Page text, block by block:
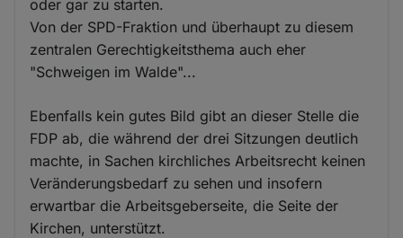
oder gar zu starten.
Von der SPD-Fraktion und überhaupt zu diesem
zentralen Gerechtigkeitsthema auch eher
"Schweigen im Walde"...
Ebenfalls kein gutes Bild gibt an dieser Stelle die
FDP ab, die während der drei Sitzungen deutlich
machte, in Sachen kirchliches Arbeitsrecht keinen
Veränderungsbedarf zu sehen und insofern
erwartbar die Arbeitsgeberseite, die Seite der
Kirchen, unterstützt.